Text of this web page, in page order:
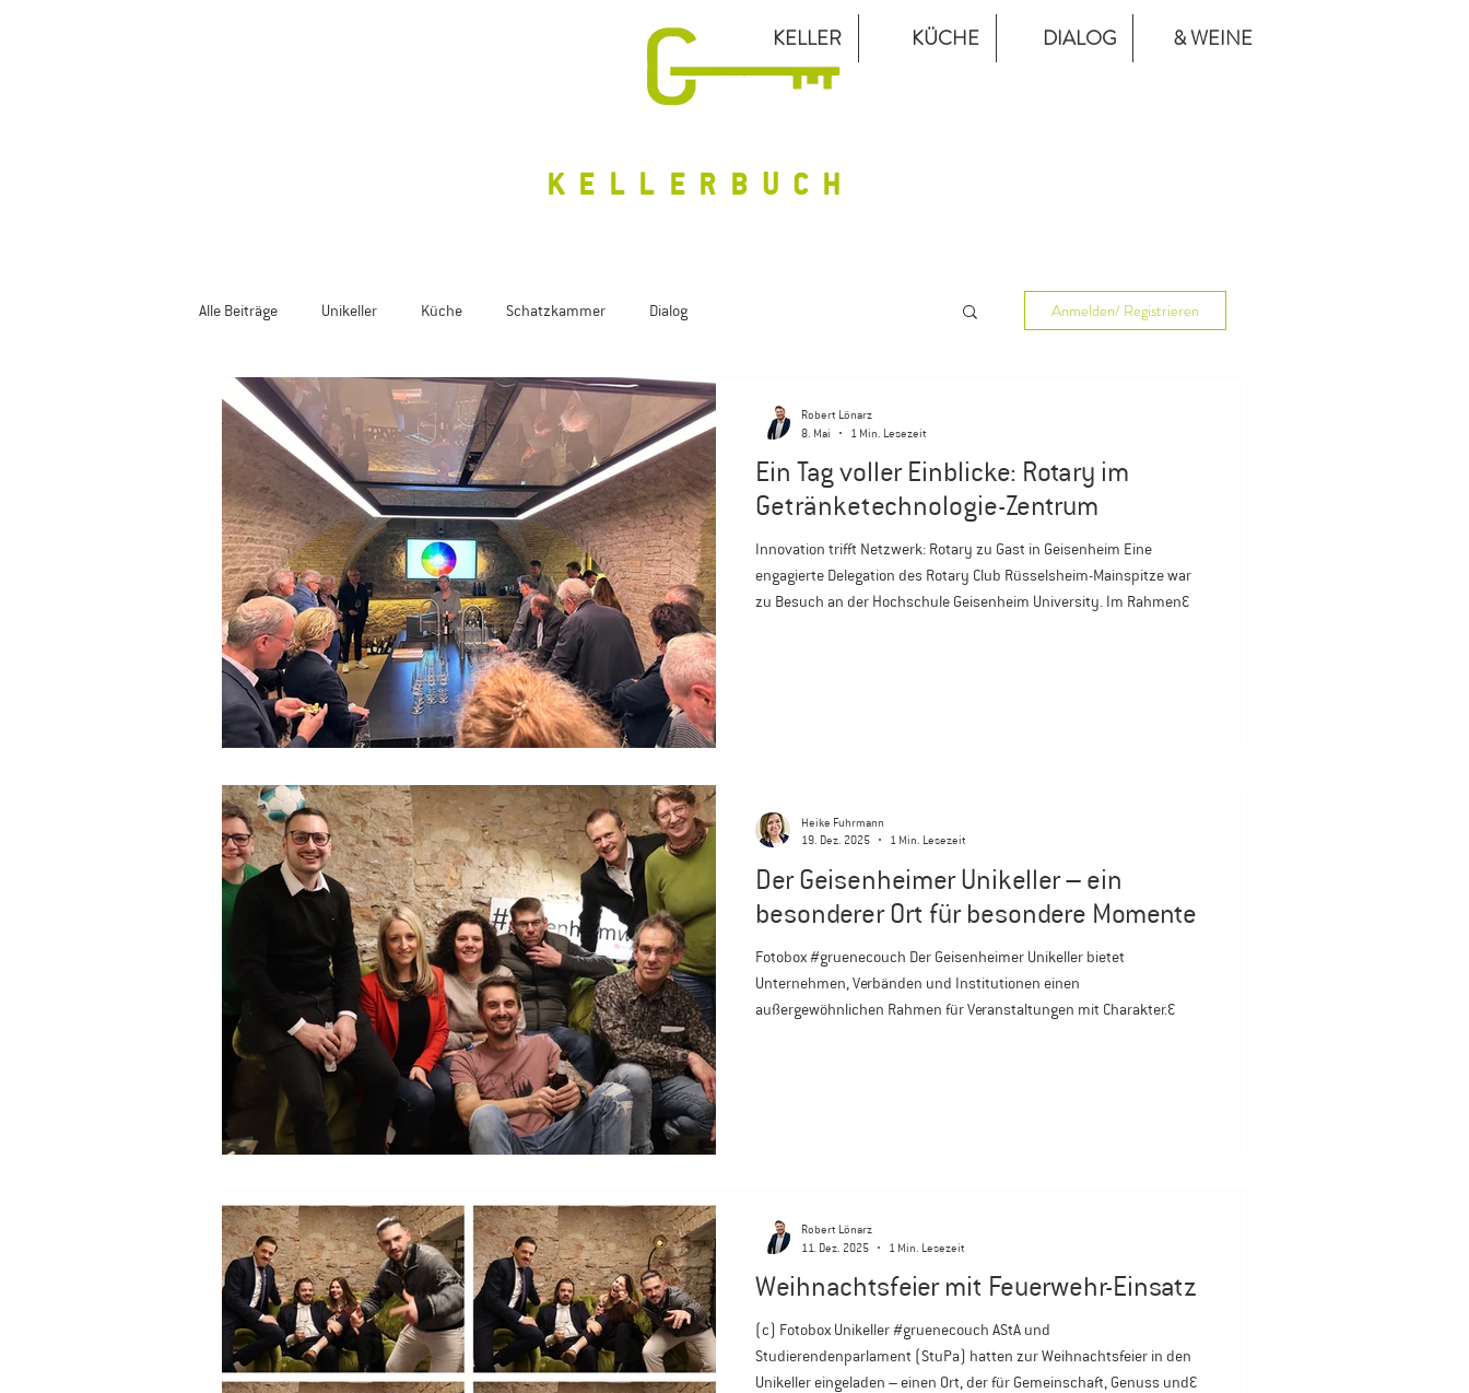
KELLER KÜCHE DIALOG & WEINE
KELLERBUCH
Alle Beiträge Unikeller Küche Schatzkammer Dialog Anmelden/ Registrieren
Ein Tag voller Einblicke: Rotary im
Getränketechnologie-Zentrum
Innovation trifft Netzwerk: Rotary zu Gast in Geisenheim Eine
engagierte Delegation des Rotary Club Rüsselsheim-Mainspitze war
zu Besuch an der Hochschule Geisenheim University. Im Rahmen
Robert Lönarz
8. Mai
1 Min. Lesezeit
Der Geisenheimer Unikeller – ein
besonderer Ort für besondere Momente
Fotobox #gruenecouch Der Geisenheimer Unikeller bietet
Unternehmen, Verbänden und Institutionen einen
außergewöhnlichen Rahmen für Veranstaltungen mit Charakter.
Heike Fuhrmann
19. Dez. 2025
1 Min. Lesezeit
Weihnachtsfeier mit Feuerwehr-Einsatz
(c) Fotobox Unikeller #gruenecouch AStA und
Studierendenparlament (StuPa) hatten zur Weihnachtsfeier in den
Unikeller eingeladen – einen Ort, der für Gemeinschaft, Genuss und
Robert Lönarz
11. Dez. 2025
1 Min. Lesezeit